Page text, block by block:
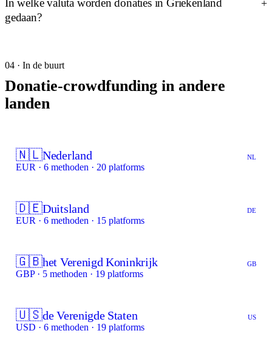
In welke valuta worden donaties in Griekenland
gedaan?
04 · In de buurt
Donatie-crowdfunding in andere
landen
🇳🇱Nederland NL
EUR · 6 methoden · 20 platforms
🇩🇪Duitsland DE
EUR · 6 methoden · 15 platforms
🇬🇧het Verenigd Koninkrijk GB
GBP · 5 methoden · 19 platforms
🇺🇸de Verenigde Staten US
USD · 6 methoden · 19 platforms